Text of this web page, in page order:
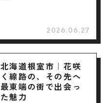
2026.06.27
北海道根室市｜花咲
く線路の、その先へ
最東端の街で出会っ
た魅力